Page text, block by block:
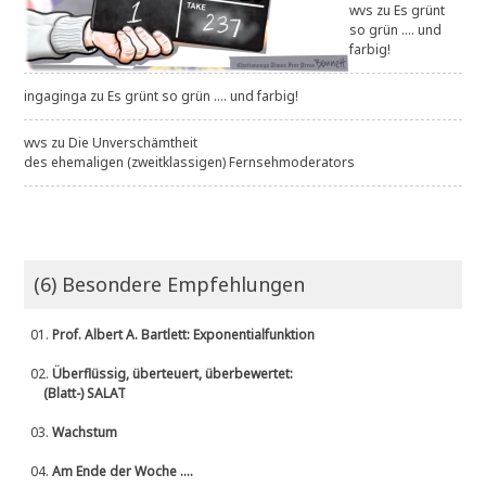
wvs zuEs grünt
so grün .... und
farbig!
ingaginga zuEs grünt so grün .... und farbig!
wvs zuDie Unverschämtheit
des ehemaligen (zweitklassigen) Fernsehmoderators
(6) Besondere Empfehlungen
01.Prof. Albert A. Bartlett: Exponentialfunktion
02.Überflüssig, überteuert, überbewertet:
(Blatt-) SALAT
03.Wachstum
04.Am Ende der Woche ....